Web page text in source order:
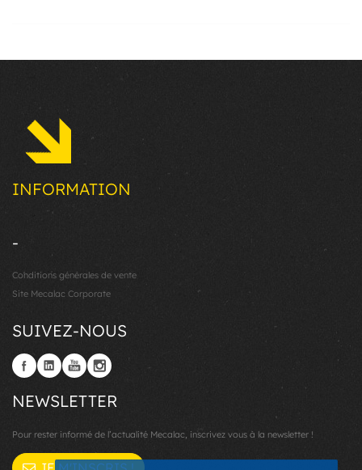
INFORMATION
-
Conditions générales de vente
Site Mecalac Corporate
SUIVEZ-NOUS
NEWSLETTER
Pour rester informé de l’actualité Mecalac, inscrivez vous à la newsletter !